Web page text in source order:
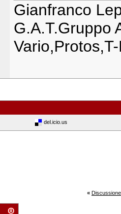
Gianfranco
G.A.T.Gruppo
del.icio.us
«